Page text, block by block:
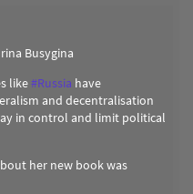
Busygina
like#Russia have
and decentralisation
in control and limit political
her new book was